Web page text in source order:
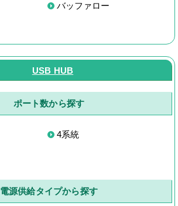
バッファロー
USB HUB
ポート数から探す
4系統
電源供給タイプから探す